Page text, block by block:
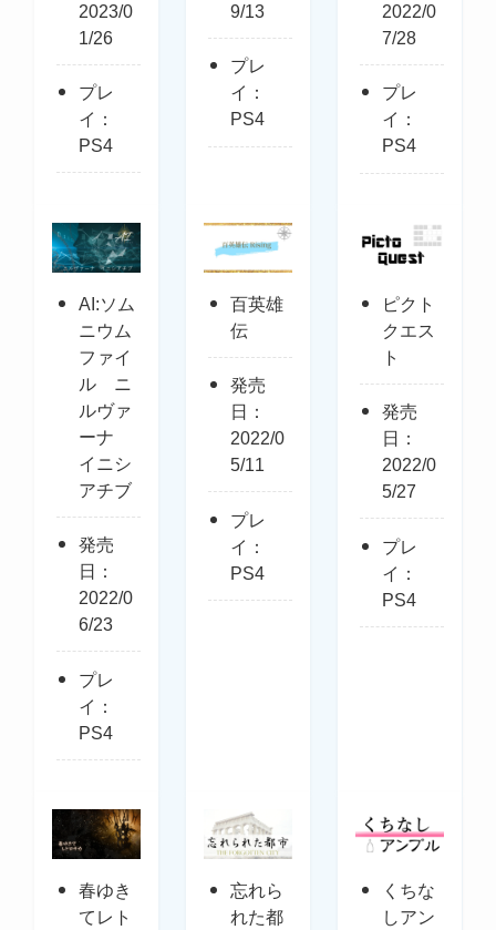
2023/0
1/26
プレ
イ：
PS4
9/13
プレ
イ：
PS4
2022/0
7/28
プレ
イ：
PS4
AI:ソム
ニウム
ファイ
ル ニ
ルヴァ
ーナ
イニシ
アチブ
発売
日：
2022/0
6/23
プレ
イ：
PS4
百英雄
伝
発売
日：
2022/0
5/11
プレ
イ：
PS4
ピクト
クエス
ト
発売
日：
2022/0
5/27
プレ
イ：
PS4
春ゆき
てレト
忘れら
れた都
くちな
しアン